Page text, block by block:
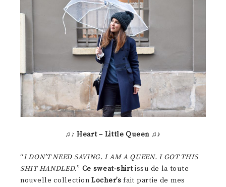
♫♪ Heart – Little Queen ♫♪
“I DON’T NEED SAVING. I AM A QUEEN. I GOT THIS
SHIT HANDLED.” Ce sweat-shirtissu de la toute
nouvelle collection Locher’s fait partie de mes